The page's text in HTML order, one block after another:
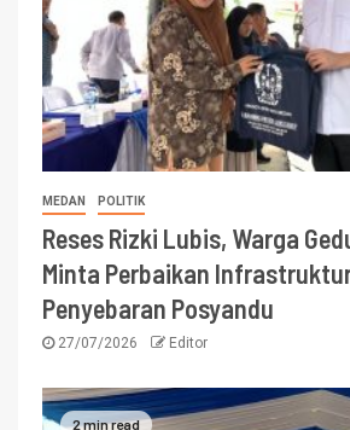
MEDAN POLITIK
Reses Rizki Lubis, Warga
Minta Perbaikan
Penyebaran Posyandu
27/07/2026 Editor
2 min read